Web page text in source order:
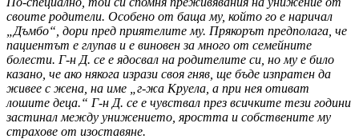
своите родители. Особено от баща му, който го е наричал
„Дъмбо“, дори пред приятелите му. Прякорът предполага, че
пациентът е глупав и е виновен за много от семейните
болести. Г-н Д. се е ядосвал на родителите си, но му е било
казано, че ако някога изрази своя гняв, ще бъде изпратен да
живее с жена, на име „г-жа Круела, а при нея отиват
лошите деца.“ Г-н Д. се е чувствал през всичките тези години
застинал между унижението, яростта и собствените му
страхове от изоставяне.